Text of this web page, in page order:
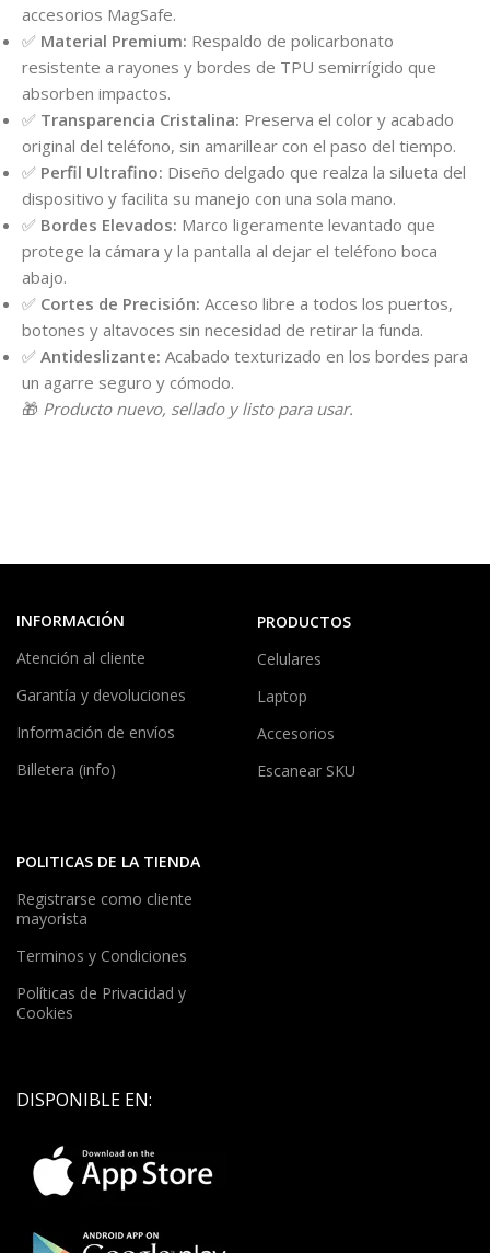
accesorios MagSafe.
✅ Material Premium: Respaldo de policarbonato
resistente a rayones y bordes de TPU semirrígido que
absorben impactos.
✅ Transparencia Cristalina: Preserva el color y acabado
original del teléfono, sin amarillear con el paso del tiempo.
✅ Perfil Ultrafino: Diseño delgado que realza la silueta del
dispositivo y facilita su manejo con una sola mano.
✅ Bordes Elevados: Marco ligeramente levantado que
protege la cámara y la pantalla al dejar el teléfono boca
abajo.
✅ Cortes de Precisión: Acceso libre a todos los puertos,
botones y altavoces sin necesidad de retirar la funda.
✅ Antideslizante: Acabado texturizado en los bordes para
un agarre seguro y cómodo.
🎁 Producto nuevo, sellado y listo para usar.
INFORMACIÓN
Atención al cliente
Garantía y devoluciones
Información de envíos
Billetera (info)
PRODUCTOS
Celulares
Laptop
Accesorios
Escanear SKU
POLITICAS DE LA TIENDA
Registrarse como cliente
mayorista
Terminos y Condiciones
Políticas de Privacidad y
Cookies
DISPONIBLE EN: